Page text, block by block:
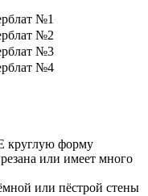
№1
№2
№3
№4
круглую форму
или имеет много
или пёстрой стены